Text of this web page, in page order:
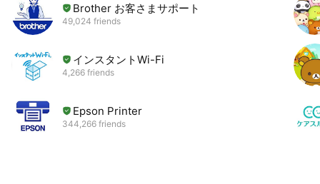
Brother お客さまサポート
49,024 friends
インスタントWi-Fi
4,266 friends
Epson Printer
344,266 friends